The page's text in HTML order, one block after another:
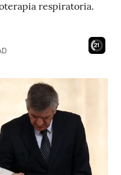
respiratoria.
19